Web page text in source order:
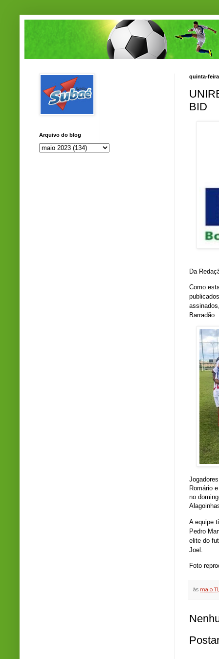
quinta-
BID
Da
Como
Barradão.
Romário
no
A equipe
Pedro
elite do
Joel.
Foto
às maio
Arquivo do blog